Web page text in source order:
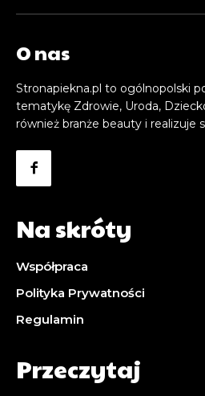
O nas
Stronapiekna.pl to ogólnopolski
tematykę Zdrowie, Uroda,
również branże beauty i realizuje
Na skróty
Współpraca
Polityka Prywatności
Regulamin
Przeczytaj